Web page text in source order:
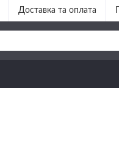
Доставка та оплата